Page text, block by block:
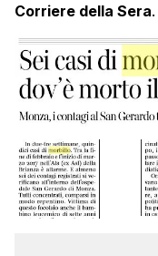
Corriere della Sera.